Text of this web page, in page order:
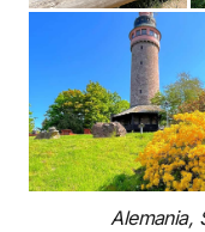
Alemania,